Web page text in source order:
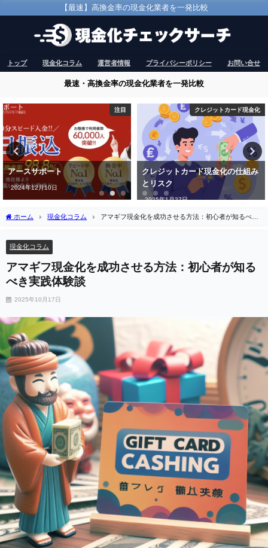
【最速】高換金率の現金化業者を一発比較
トップ 現金化コラム 運営者情報 プライバシーポリシー お問い合せ
最速・高換金率の現金化業者を一発比較
注目
アースサポート
2024年12月10日
クレジットカード現金化
クレジットカード現金化の仕組み
とリスク
2025年1月27日
ホーム 現金化コラム
アマギフ現金化を成功させる方法：初心者が知るべき
現金化コラム
アマギフ現金化を成功させる方法：初心者が知る
べき実践体験談
2025年10月17日